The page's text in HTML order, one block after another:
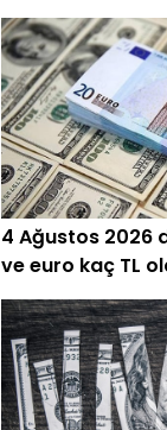
4 Ağustos 2026
ve euro kaç TL